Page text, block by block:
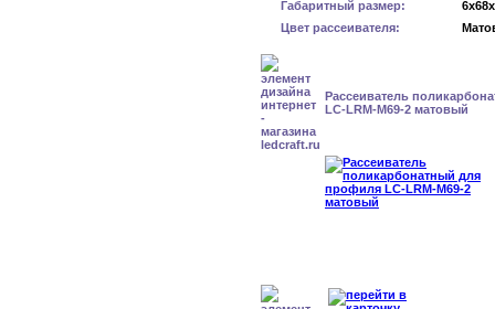
Габаритный размер:
Цвет рассеивателя:
Рассеиватель
LC-LRM-M69-2 матовый